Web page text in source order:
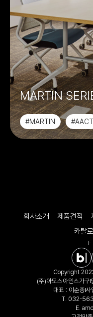
MARTIN
#MARTIN #AACT
회사소개 제품견적
카탈
Copyright
(주)아모스아인스가구
대표 : 이순종사
T. 032-
E.